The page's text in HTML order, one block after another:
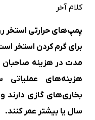
کلام آخر
پمپ‌های حرارتی استخر
برای گرم کردن استخر
مدت در هزینه صاحبان
هزینه‌های عملیاتی
سال یا بیشتر عمر کنند.